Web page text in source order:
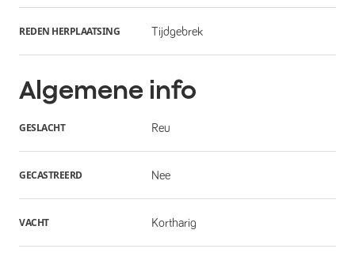
REDEN HERPLAATSING Tijdgebrek
Algemene info
GESLACHT Reu
GECASTREERD Nee
VACHT Kortharig